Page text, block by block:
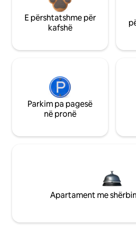
E përshtatshme për
kafshë
Parkim pa pagesë
në pronë
Apartament me